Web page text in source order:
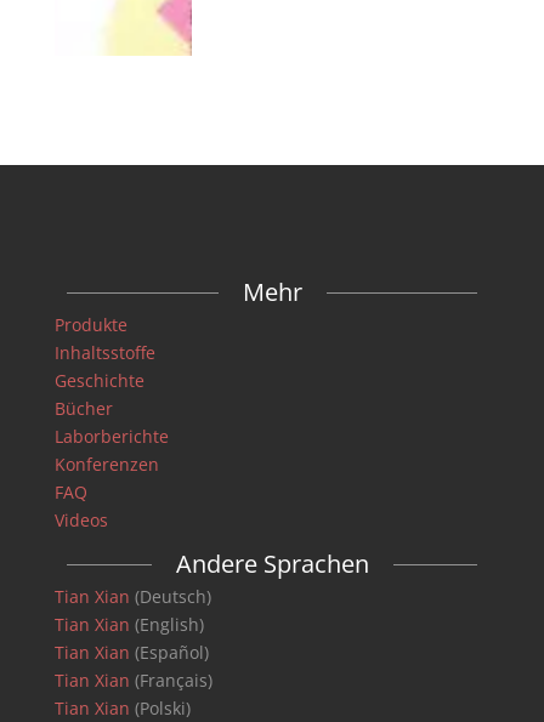
Mehr
Produkte
Inhaltsstoffe
Geschichte
Bücher
Laborberichte
Konferenzen
FAQ
Videos
Andere Sprachen
Tian Xian (Deutsch)
Tian Xian (English)
Tian Xian (Español)
Tian Xian (Français)
Tian Xian (Polski)